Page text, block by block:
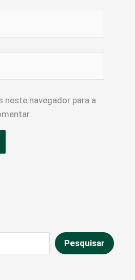
neste navegador para a
Pesquisar